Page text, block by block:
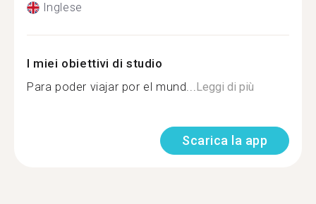
Inglese
I miei obiettivi di studio
Para poder viajar por el mund...Leggi di più
Scarica la app